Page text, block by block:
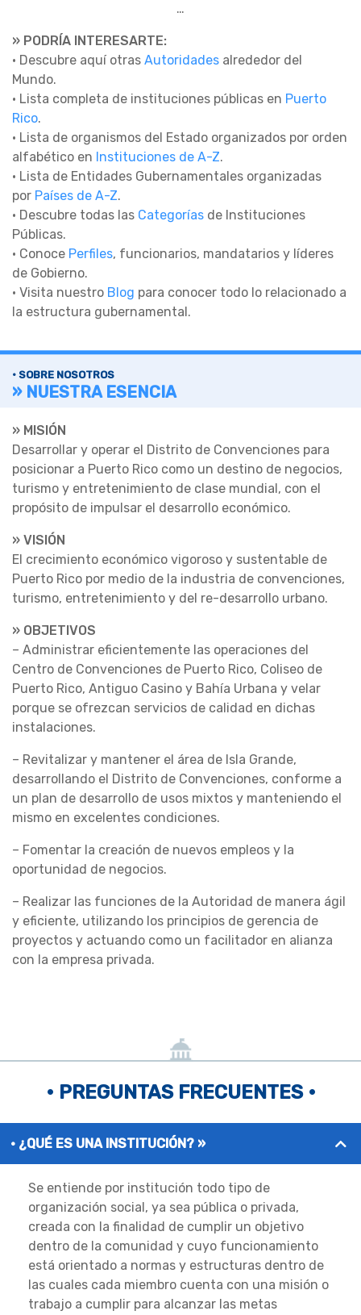
…
» PODRÍA INTERESARTE:
• Descubre aquí otras Autoridades alrededor del
Mundo.
• Lista completa de instituciones públicas en Puerto
Rico.
• Lista de organismos del Estado organizados por orden
alfabético en Instituciones de A-Z.
• Lista de Entidades Gubernamentales organizadas
por Países de A-Z.
• Descubre todas las Categorías de Instituciones
Públicas.
• Conoce Perfiles, funcionarios, mandatarios y líderes
de Gobierno.
• Visita nuestro Blog para conocer todo lo relacionado a
la estructura gubernamental.
• SOBRE NOSOTROS
» NUESTRA ESENCIA
» MISIÓN
Desarrollar y operar el Distrito de Convenciones para
posicionar a Puerto Rico como un destino de negocios,
turismo y entretenimiento de clase mundial, con el
propósito de impulsar el desarrollo económico.
» VISIÓN
El crecimiento económico vigoroso y sustentable de
Puerto Rico por medio de la industria de convenciones,
turismo, entretenimiento y del re-desarrollo urbano.
» OBJETIVOS
– Administrar eficientemente las operaciones del
Centro de Convenciones de Puerto Rico, Coliseo de
Puerto Rico, Antiguo Casino y Bahía Urbana y velar
porque se ofrezcan servicios de calidad en dichas
instalaciones.
– Revitalizar y mantener el área de Isla Grande,
desarrollando el Distrito de Convenciones, conforme a
un plan de desarrollo de usos mixtos y manteniendo el
mismo en excelentes condiciones.
– Fomentar la creación de nuevos empleos y la
oportunidad de negocios.
– Realizar las funciones de la Autoridad de manera ágil
y eficiente, utilizando los principios de gerencia de
proyectos y actuando como un facilitador en alianza
con la empresa privada.
• PREGUNTAS FRECUENTES •
¿QUÉ ES UNA INSTITUCIÓN? »
Se entiende por institución todo tipo de
organización social, ya sea pública o privada,
creada con la finalidad de cumplir un objetivo
dentro de la comunidad y cuyo funcionamiento
está orientado a normas y estructuras dentro de
las cuales cada miembro cuenta con una misión o
trabajo a cumplir para alcanzar las metas